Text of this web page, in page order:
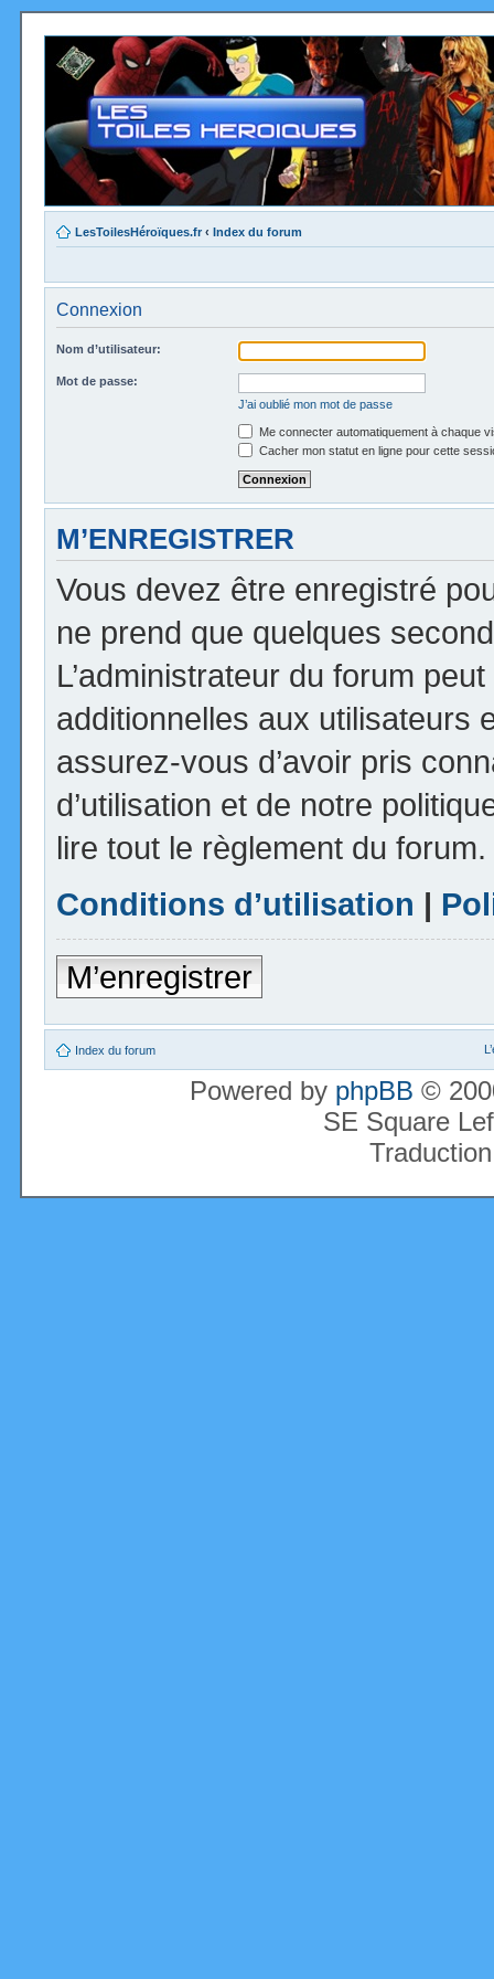
LesToilesHéroïques.fr ‹ Index du forum
Connexion
Nom d’utilisateur:
Mot de passe:
J’ai oublié mon mot de passe
Me connecter automatiquement à chaque
Cacher mon statut en ligne pour cette
M’ENREGISTRER
Vous devez être enregistré
ne prend que quelques
L’administrateur du forum
additionnelles aux utilisateurs
assurez-vous d’avoir pris
d’utilisation et de notre
lire tout le règlement du forum.
Conditions d’utilisation |
M’enregistrer
Index du forum
Powered by phpBB ©
SE Square